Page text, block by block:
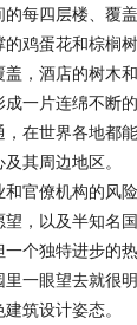
每四层楼、覆
鸡蛋花和棕榈
，酒店的树木
一片连绵不断
在世界各地都
其周边地区。
官僚机构的风
，以及半知名
个独特进步的
一眼望去就很
筑设计姿态。